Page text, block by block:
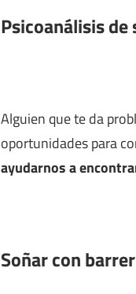
Psicoanálisis
Alguien que te da
oportunidades para
ayudarnos a
Soñar con